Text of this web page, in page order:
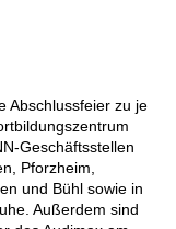
Abschlussfeier zu je
Geschäftsstellen
Pforzheim,
und Bühl sowie in
Außerdem sind